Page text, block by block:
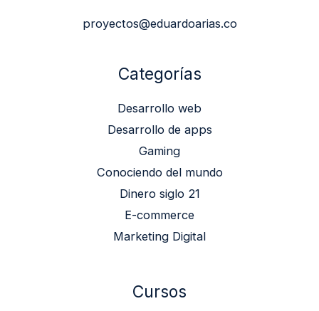
proyectos@eduardoarias.co
Categorías
Desarrollo web
Desarrollo de apps
Gaming
Conociendo del mundo
Dinero siglo 21
E-commerce
Marketing Digital
Cursos